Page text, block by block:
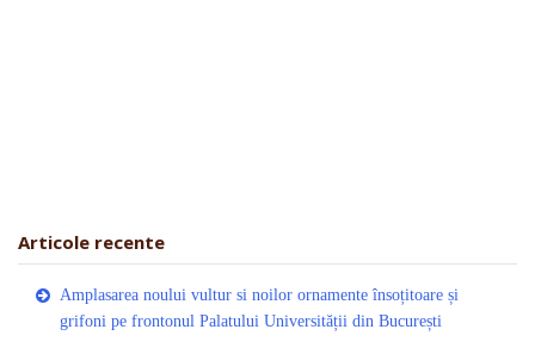
Articole recente
Amplasarea noului vultur si noilor ornamente însoțitoare și
grifoni pe frontonul Palatului Universității din București